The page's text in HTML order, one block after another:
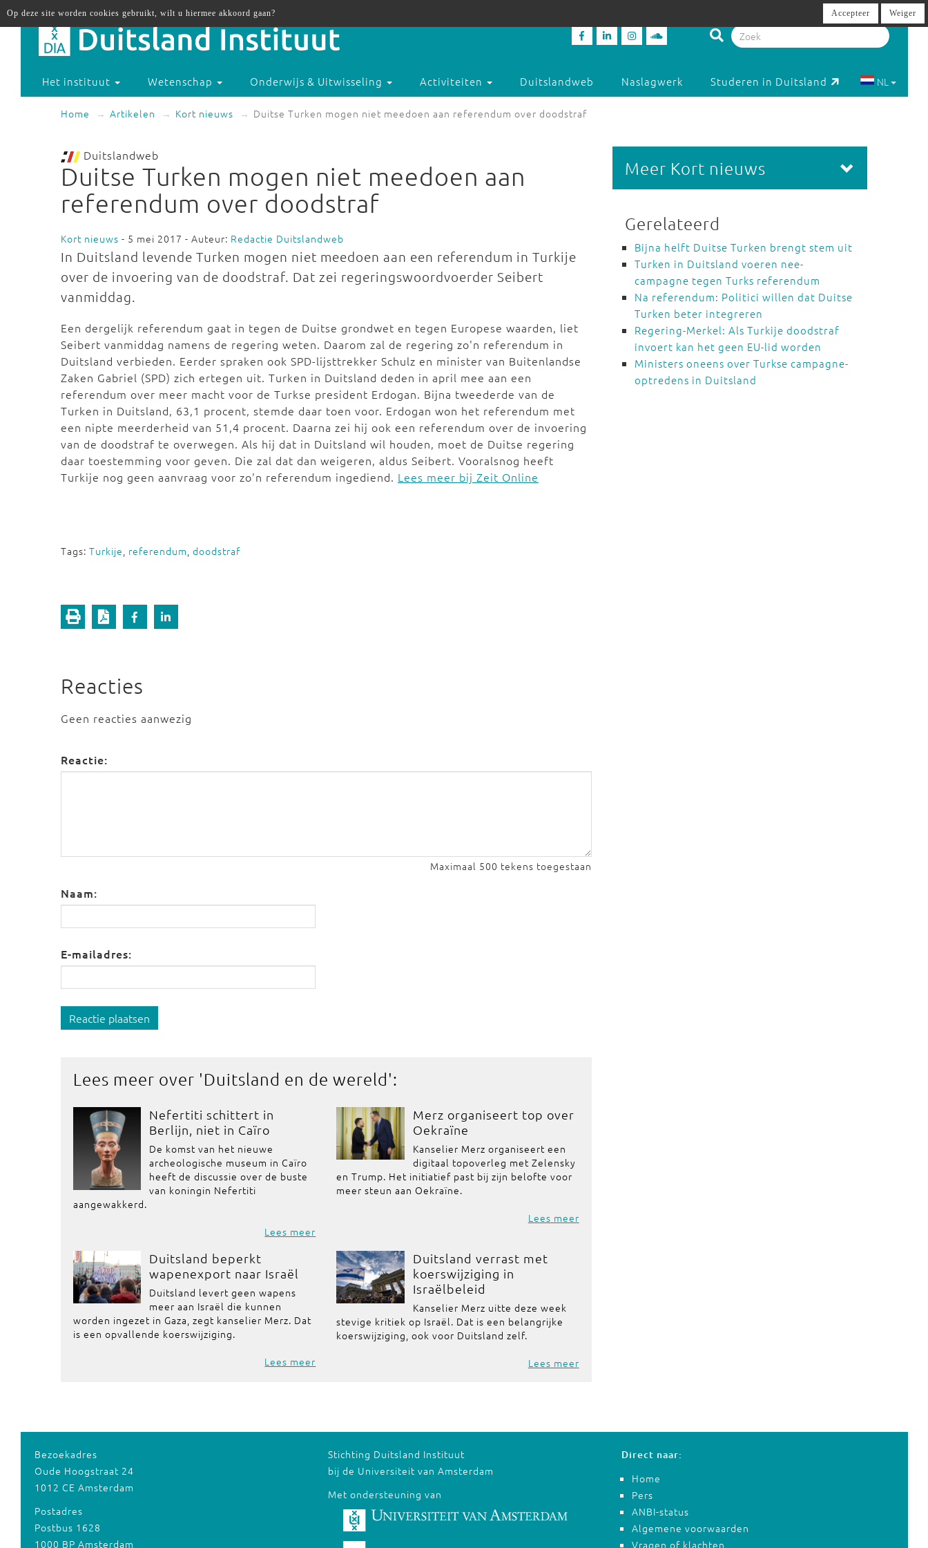
Het instituut Wetenschap Onderwijs & Uitwisseling Activiteiten Duitslandweb Naslagwerk Studeren in Duitsland NL
Home Artikelen Kort nieuws Duitse Turken mogen niet meedoen aan referendum over doodstraf
Duitslandweb
Duitse Turken mogen niet meedoen aan
referendum over doodstraf
Kort nieuws - 5 mei 2017 - Auteur: Redactie Duitslandweb
In Duitsland levende Turken mogen niet meedoen aan een referendum in Turkije
over de invoering van de doodstraf. Dat zei regeringswoordvoerder Seibert
vanmiddag.
Een dergelijk referendum gaat in tegen de Duitse grondwet en tegen Europese waarden, liet
Seibert vanmiddag namens de regering weten. Daarom zal de regering zo'n referendum in
Duitsland verbieden. Eerder spraken ook SPD-lijsttrekker Schulz en minister van Buitenlandse
Zaken Gabriel (SPD) zich ertegen uit. Turken in Duitsland deden in april mee aan een
referendum over meer macht voor de Turkse president Erdogan. Bijna tweederde van de
Turken in Duitsland, 63,1 procent, stemde daar toen voor. Erdogan won het referendum met
een nipte meerderheid van 51,4 procent. Daarna zei hij ook een referendum over de invoering
van de doodstraf te overwegen. Als hij dat in Duitsland wil houden, moet de Duitse regering
daar toestemming voor geven. Die zal dat dan weigeren, aldus Seibert. Vooralsnog heeft
Turkije nog geen aanvraag voor zo'n referendum ingediend. Lees meer bij Zeit Online
Tags: Turkije, referendum, doodstraf
Reacties
Geen reacties aanwezig
Reactie:
Maximaal 500 tekens toegestaan
Naam:
E-mailadres:
Reactie plaatsen
Lees meer over 'Duitsland en de wereld':
Nefertiti schittert in
Berlijn, niet in Caïro
De komst van het nieuwe
archeologische museum in Caïro
heeft de discussie over de buste
van koningin Nefertiti
aangewakkerd.
Lees meer
Merz organiseert top over
Oekraïne
Kanselier Merz organiseert een
digitaal topoverleg met Zelensky
en Trump. Het initiatief past bij zijn belofte voor
meer steun aan Oekraïne.
Lees meer
Duitsland beperkt
wapenexport naar Israël
Duitsland levert geen wapens
meer aan Israël die kunnen
worden ingezet in Gaza, zegt kanselier Merz. Dat
is een opvallende koerswijziging.
Lees meer
Duitsland verrast met
koerswijziging in
Israëlbeleid
Kanselier Merz uitte deze week
stevige kritiek op Israël. Dat is een belangrijke
koerswijziging, ook voor Duitsland zelf.
Lees meer
Meer Kort nieuws
Gerelateerd
Bijna helft Duitse Turken brengt stem uit
Turken in Duitsland voeren nee-
campagne tegen Turks referendum
Na referendum: Politici willen dat Duitse
Turken beter integreren
Regering-Merkel: Als Turkije doodstraf
invoert kan het geen EU-lid worden
Ministers oneens over Turkse campagne-
optredens in Duitsland
Bezoekadres
Oude Hoogstraat 24
1012 CE Amsterdam
Postadres
Postbus 1628
1000 BP Amsterdam
Stichting Duitsland Instituut
bij de Universiteit van Amsterdam
Met ondersteuning van
Direct naar:
Home
Pers
ANBI-status
Algemene voorwaarden
Vragen of klachten
Op deze site worden cookies gebruikt, wilt u hiermee akkoord gaan? Accepteer Weiger